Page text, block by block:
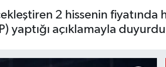
2 hissenin fiyatında
yaptığı açıklamayla